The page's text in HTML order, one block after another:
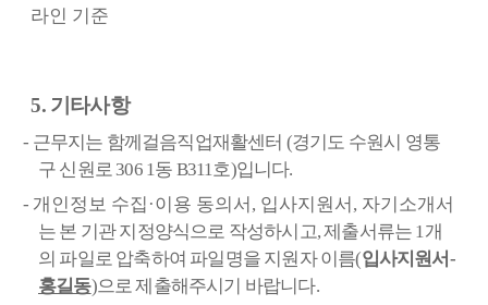
라인 기준
5. 기타사항
- 근무지는 함께걸음직업재활센터 (경기도 수원시 영통
구 신원로306 1동 B311 호)입니다.
- 개인정보 수집 ·이용 동의서 , 입사지원서 , 자기소개서
는 본 기관 지정양식으로 작성하시고,제출서류는 1 개
의 파일로 압축하여 파일명을 지원자 이름(입사지원서 -
홍길동)으로 제출해주시기 바랍니다.